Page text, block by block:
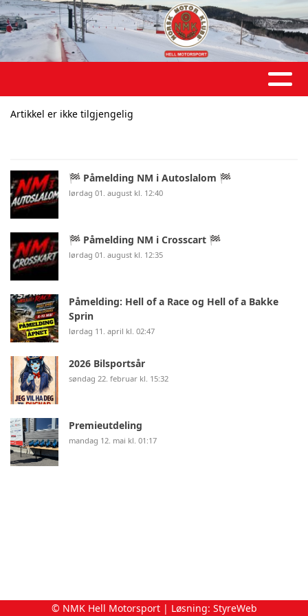
Artikkel er ikke tilgjengelig
🏁 Påmelding NM i Autoslalom 🏁
lørdag 01. august kl. 12:40
🏁 Påmelding NM i Crosscart 🏁
lørdag 01. august kl. 12:35
Påmelding: Hell of a Race og Hell of a Bakke
Sprin
lørdag 11. april kl. 02:47
2026 Bilsportsår
søndag 22. februar kl. 15:32
Premieutdeling
mandag 12. mai kl. 01:17
© NMK Hell Motorsport | Løsning: StyreWeb